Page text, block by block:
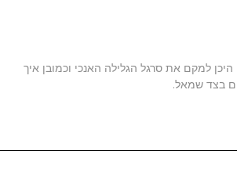
למקם את סרגל הגלילה האנכי וכמובן איך
בצד שמאל.